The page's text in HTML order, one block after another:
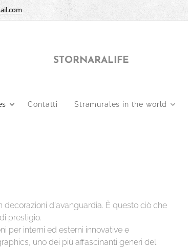
STORNARALIFE
Contatti Stramurales in the world
decorazioni d'avanguardia. È questo ciò che
prestigio.
per interni ed esterni innovative e
uno dei più affascinanti generi del